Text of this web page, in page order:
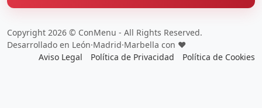
Copyright 2026 © ConMenu - All Rights Reserved.
Desarrollado en León·Madrid·Marbella con ❤️
Aviso Legal
Política de Privacidad Política de Cookies